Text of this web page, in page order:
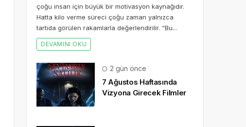
çoğu insan için büyük bir motivasyon kaynağıdır.
Hatta kilo verme süreci çoğu zaman yalnızca
tartıda görülen rakamlarla değerlendirilir. “Bu...
DEVAMINI OKU
2 gün önce
7 Ağustos Haftasında
Vizyona Girecek Filmler